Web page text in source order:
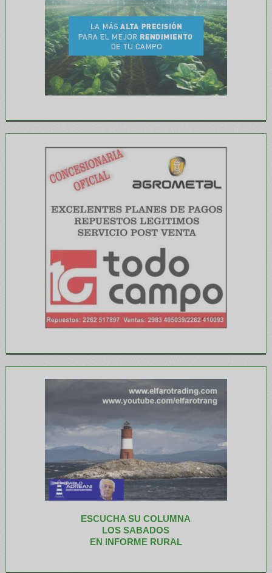
ESCUCHA SU COLUMNA
LOS SABADOS
EN INFORME RURAL